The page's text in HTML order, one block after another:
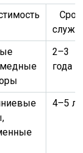
Срок
2–3
года
4–5